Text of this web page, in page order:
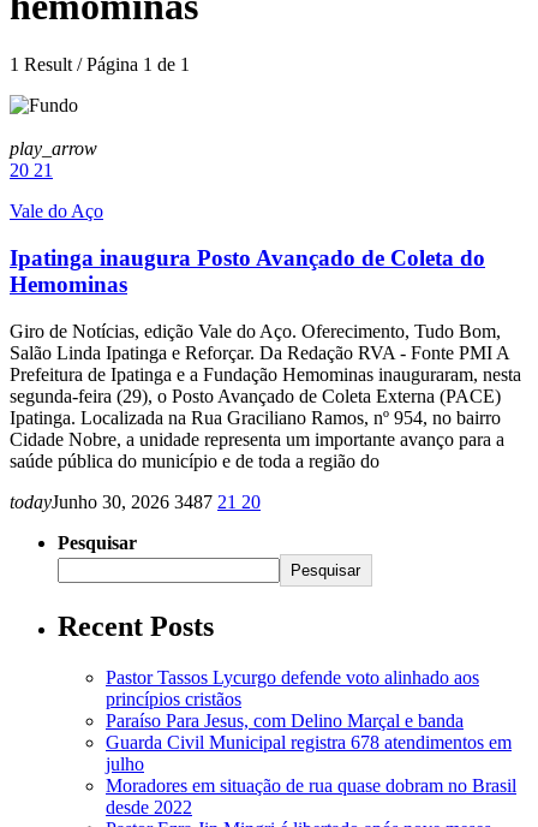
1 Result / Página 1 de 1
play_arrow
20 21
Vale do Aço
Ipatinga inaugura Posto Avançado de Coleta do
Hemominas
Giro de Notícias, edição Vale do Aço. Oferecimento, Tudo Bom,
Salão Linda Ipatinga e Reforçar. Da Redação RVA - Fonte PMI A
Prefeitura de Ipatinga e a Fundação Hemominas inauguraram, nesta
segunda-feira (29), o Posto Avançado de Coleta Externa (PACE)
Ipatinga. Localizada na Rua Graciliano Ramos, nº 954, no bairro
Cidade Nobre, a unidade representa um importante avanço para a
saúde pública do município e de toda a região do
todayJunho 30, 2026 3487 21 20
Pesquisar
Pesquisar
Recent Posts
Pastor Tassos Lycurgo defende voto alinhado aos
princípios cristãos
Paraíso Para Jesus, com Delino Marçal e banda
Guarda Civil Municipal registra 678 atendimentos em
julho
Moradores em situação de rua quase dobram no Brasil
desde 2022